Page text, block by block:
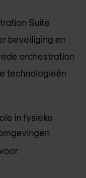
Suite
beveiliging en
orchestration
technologieën
in fysieke